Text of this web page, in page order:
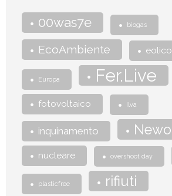
00was7e biogas
EcoAmbiente eolico
Europa Fer.Live
fotovoltaico Ilva
inquinamento Newo
nucleare overshoot day
plasticfree rifiuti